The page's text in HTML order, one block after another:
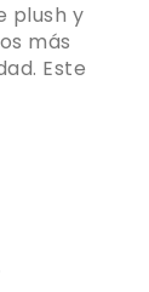
plush y
más
Este